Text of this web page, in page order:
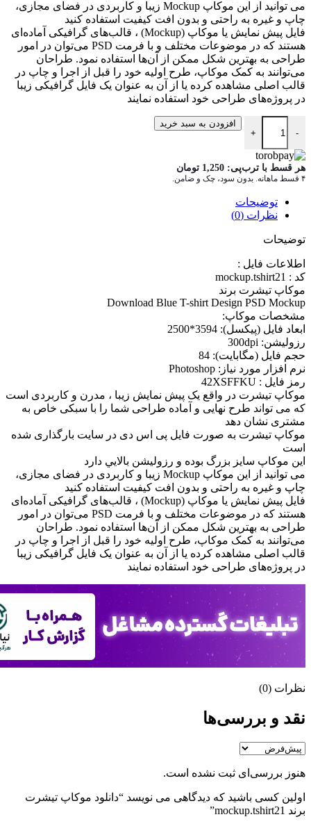
می توانيد از اين موکاپ Mockup زيبا و کاربردی در فضای مجازی،
چاپ و غيره به راحتی و بدون افت کيفيت استفاده کنيد
فایل پیش نمایش یا موکاپ (Mockup) ، قالب‌های گرافیکی آماده‌ای
هستند که در موضوعات مختلف و با فرمت PSD می‌توان در امور
طراحی به بهترین شکل ممکن از آن‌ها استفاده نمود. طراحان
می‌توانند به کمک موکاپ، طرح اولیه خود را قبل از اجرا و چاپ در
قالب اصلی مشاهده کرده یا از آن به عنوان یک فایل گرافیکی زیبا
در پروژه‌های طراحی خود استفاده نمایند
-
دانلود موکاپ تیشرت برند mockup.tshirt21 عدد
+
افزودن به سبد خرید
هر قسط با ترب‌پی: 1,250 تومان
۴ قسط ماهانه. بدون سود، چک و ضامن.
توضیحات
نظرات (0)
توضیحات
اطلاعات فايل :
کد : mockup.tshirt21
موکاپ تیشرت برند
Download Blue T-shirt Design PSD Mockup
مشخصات موکاپ:
ابعاد فايل (پيکسل): 3594*2500
رزوليشن: 300dpi
حجم فايل (مگابايت): 84
نرم افزار مورد نياز: Photoshop
رمز فایل : 42XSFFKU
موکاپ تیشرت در واقع يک پيش نمايش زيبا ، مدرن و کاربردی است
که می تواند طرح نهايی و آماده طراحی شما را با سبکی خاص به
مشتری نشان دهد
موکاپ تیشرت به صورت فایل پی اس دی در سایت بارگذاری شده
است
اين موکاپ سايز بزرگ بوده و رزوليشن بالايي دارد
می توانيد از اين موکاپ Mockup زيبا و کاربردی در فضای مجازی،
چاپ و غيره به راحتی و بدون افت کيفيت استفاده کنيد
فایل پیش نمایش یا موکاپ (Mockup) ، قالب‌های گرافیکی آماده‌ای
هستند که در موضوعات مختلف و با فرمت PSD می‌توان در امور
طراحی به بهترین شکل ممکن از آن‌ها استفاده نمود. طراحان
می‌توانند به کمک موکاپ، طرح اولیه خود را قبل از اجرا و چاپ در
قالب اصلی مشاهده کرده یا از آن به عنوان یک فایل گرافیکی زیبا
در پروژه‌های طراحی خود استفاده نمایند
نظرات (0)
نقد و بررسی‌ها
هنوز بررسی‌ای ثبت نشده است.
اولین کسی باشید که دیدگاهی می نویسد “دانلود موکاپ تیشرت
برند mockup.tshirt21”